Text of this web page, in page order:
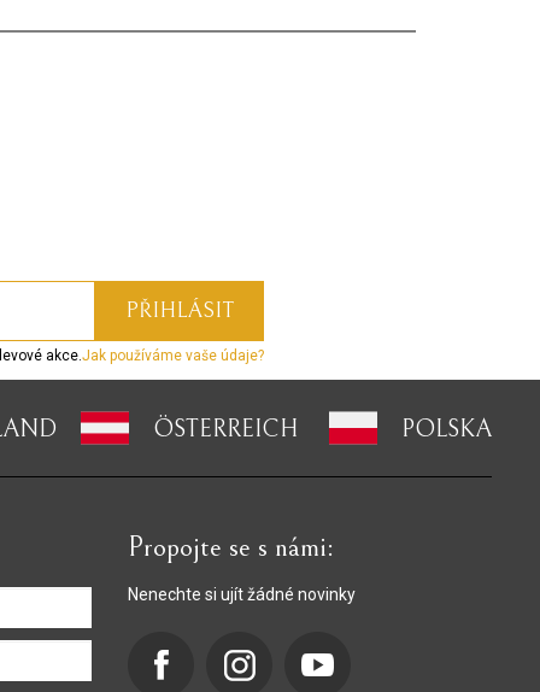
akce. Jak používáme vaše údaje?
ÖSTERREICH POLSKA
Propojte se s námi:
Nenechte si ujít žádné novinky